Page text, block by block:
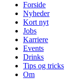
Forside
Nyheder
Kort nyt
Jobs
Karriere
Events
Drinks
Tips og tricks
Om